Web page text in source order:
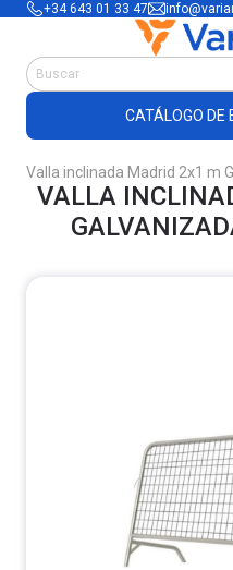
+34 643 01 33 47
CATÁLOGO DE
Útiles
Productos de
Valla inclinada Madrid 2x1 m
VALLA